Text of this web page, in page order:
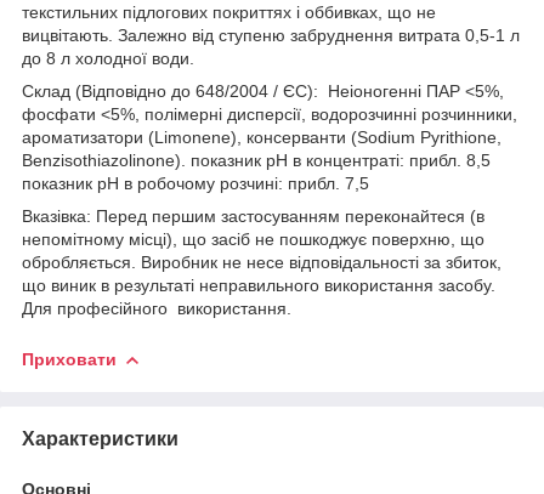
текстильних підлогових покриттях і оббивках, що не
вицвітають. Залежно від ступеню забруднення витрата 0,5-1 л
до 8 л холодної води.
Склад (Відповідно до 648/2004 / ЄС): Неіоногенні ПАР <5%,
фосфати <5%, полімерні дисперсії, водорозчинні розчинники,
ароматизатори (Limonene), консерванти (Sodium Pyrithione,
Benzisothiazolinone). показник pH в концентраті: прибл. 8,5
показник pH в робочому розчині: прибл. 7,5
Вказівка: Перед першим застосуванням переконайтеся (в
непомітному місці), що засіб не пошкоджує поверхню, що
обробляється. Виробник не несе відповідальності за збиток,
що виник в результаті неправильного використання засобу.
Для професійного використання.
Приховати
Характеристики
Основні